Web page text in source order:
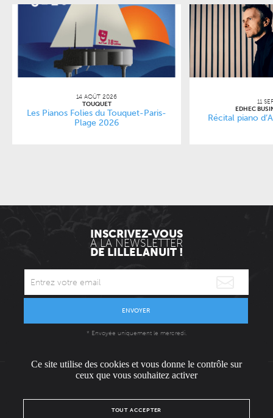
14 AOÛT 2026
TOUQUET
Les Pianos Folies du Touquet-Paris-
Plage 2026
11
EDHEC
Récital piano
INSCRIVEZ-VOUS
À LA NEWSLETTER
DE LILLELANUIT !
ENVOYER
* Envoyée uniquement le mercredi.
L'ÉQUIPE
Ce site utilise des cookies et vous donne le contrôle sur
ceux que vous souhaitez activer
TOUT ACCEPTER